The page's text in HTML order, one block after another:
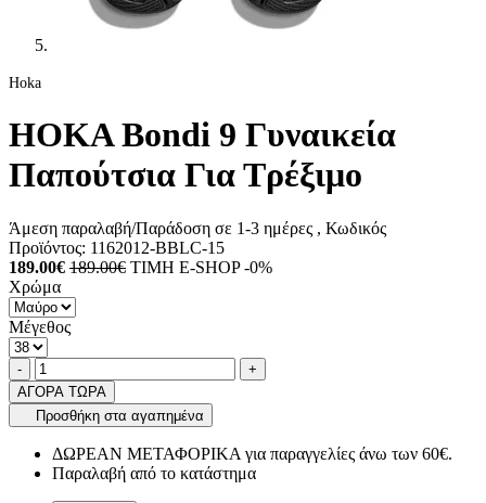
Hoka
HOKA Bondi 9 Γυναικεία
Παπούτσια Για Τρέξιμο
Άμεση παραλαβή/Παράδοση σε 1-3 ημέρες , Κωδικός
Προϊόντος: 1162012-BBLC-15
189.00€ 189.00€ ΤΙΜΗ E-SHOP -0%
Χρώμα
Μέγεθος
Ποσότητα
-product.increase.quantity +
ΑΓΟΡΑ ΤΩΡΑ
Προσθήκη στα αγαπημένα
ΔΩΡΕΑΝ ΜΕΤΑΦΟΡΙΚΑ για παραγγελίες άνω των 60€.
Παραλαβή από το κατάστημα